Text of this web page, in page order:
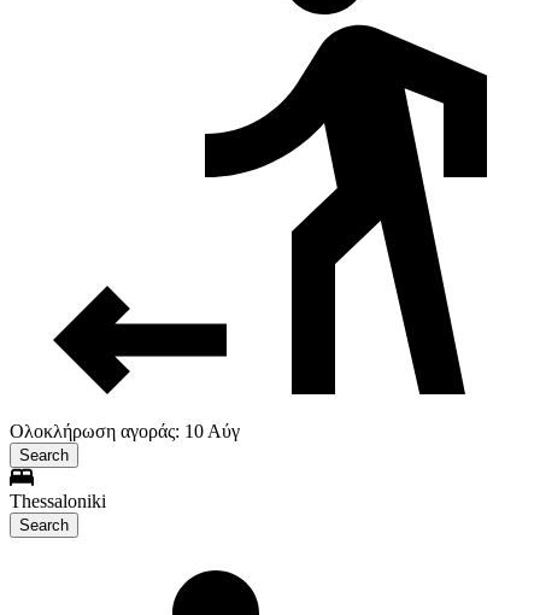
Ολοκλήρωση αγοράς: 10 Αύγ
Search
Thessaloniki
Search